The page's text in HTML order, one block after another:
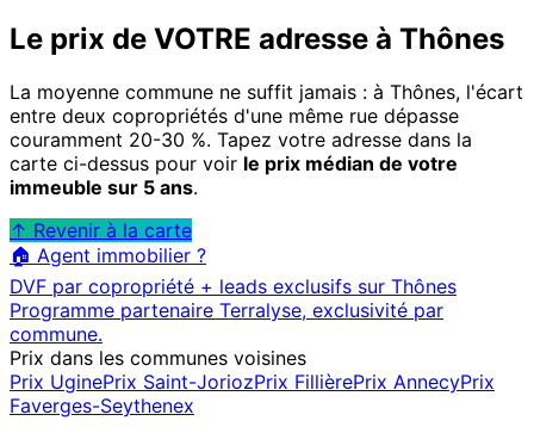
Le prix de VOTRE adresse à Thônes
La moyenne commune ne suffit jamais : à Thônes, l'écart
entre deux copropriétés d'une même rue dépasse
couramment 20-30 %. Tapez votre adresse dans la
carte ci-dessus pour voir le prix médian de votre
immeuble sur 5 ans.
↑ Revenir à la carte
🏠 Agent immobilier ?
DVF par copropriété + leads exclusifs sur Thônes
Programme partenaire Terralyse, exclusivité par
commune.
Prix dans les communes voisines
Prix UginePrix Saint-JoriozPrix FillièrePrix AnnecyPrix
Faverges-Seythenex